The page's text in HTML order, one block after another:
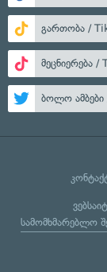
გართობა /
მეცნიერება /
ბოლო
სამომხმარებლო